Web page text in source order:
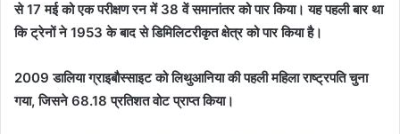
से 17 मई को एक परीक्षण रन में 38 वें समानांतर को पार किया। यह पहली बार था
कि ट्रेनों ने 1953 के बाद से डिमिलिटरीकृत क्षेत्र को पार किया है।
2009 डालिया ग्राइबौस्साइट को लिथुआनिया की पहली महिला राष्ट्रपति चुना
गया, जिसने 68.18 प्रतिशत वोट प्राप्त किया।